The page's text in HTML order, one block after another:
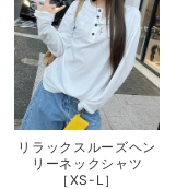
リラックスルーズヘン
リーネックシャツ
［XS-L］